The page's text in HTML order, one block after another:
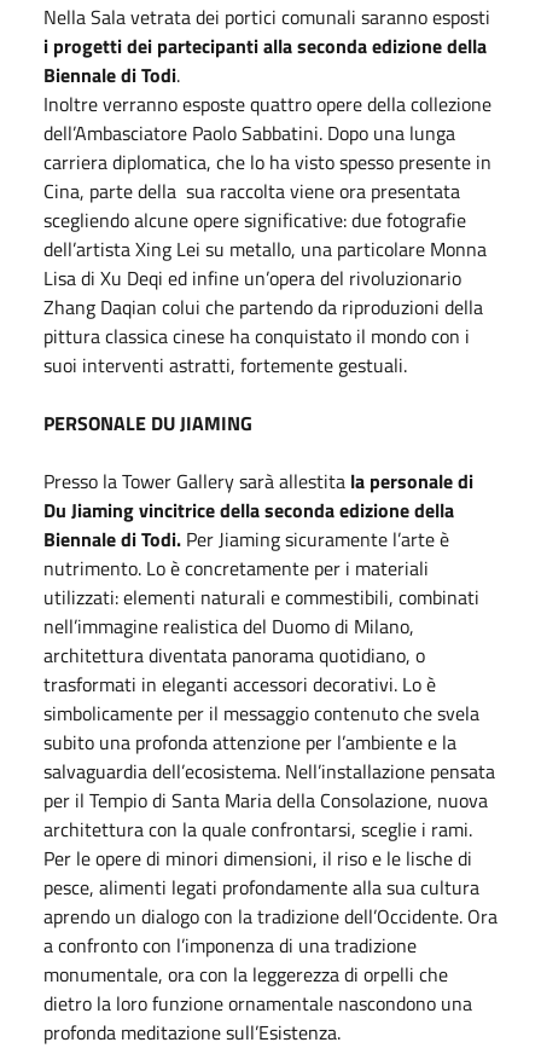
Nella Sala vetrata dei portici comunali saranno esposti
i progetti dei partecipanti alla seconda edizione della
Biennale di Todi.
Inoltre verranno esposte quattro opere della collezione
dell’Ambasciatore Paolo Sabbatini. Dopo una lunga
carriera diplomatica, che lo ha visto spesso presente in
Cina, parte della sua raccolta viene ora presentata
scegliendo alcune opere significative: due fotografie
dell’artista Xing Lei su metallo, una particolare Monna
Lisa di Xu Deqi ed infine un’opera del rivoluzionario
Zhang Daqian colui che partendo da riproduzioni della
pittura classica cinese ha conquistato il mondo con i
suoi interventi astratti, fortemente gestuali.
PERSONALE DU JIAMING
Presso la Tower Gallery sarà allestita la personale di
Du Jiaming vincitrice della seconda edizione della
Biennale di Todi. Per Jiaming sicuramente l’arte è
nutrimento. Lo è concretamente per i materiali
utilizzati: elementi naturali e commestibili, combinati
nell’immagine realistica del Duomo di Milano,
architettura diventata panorama quotidiano, o
trasformati in eleganti accessori decorativi. Lo è
simbolicamente per il messaggio contenuto che svela
subito una profonda attenzione per l’ambiente e la
salvaguardia dell’ecosistema. Nell’installazione pensata
per il Tempio di Santa Maria della Consolazione, nuova
architettura con la quale confrontarsi, sceglie i rami.
Per le opere di minori dimensioni, il riso e le lische di
pesce, alimenti legati profondamente alla sua cultura
aprendo un dialogo con la tradizione dell’Occidente. Ora
a confronto con l’imponenza di una tradizione
monumentale, ora con la leggerezza di orpelli che
dietro la loro funzione ornamentale nascondono una
profonda meditazione sull’Esistenza.